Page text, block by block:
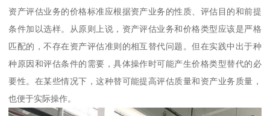
资产评估业务的价格标准应根据资产业务的性质、评估目的和前提
条件加以选样。从原则上说，资产评估业务和价格类型应该是严格
匹配的，不存在资产评估准则的相互替代问题。但在实践中出于种
种原因和评估条件的需要，具体操作时可能产生价格类型替代的必
要性。在某些情况下，这种替可能提高评估质量和资产业务质量，
也便于实际操作。